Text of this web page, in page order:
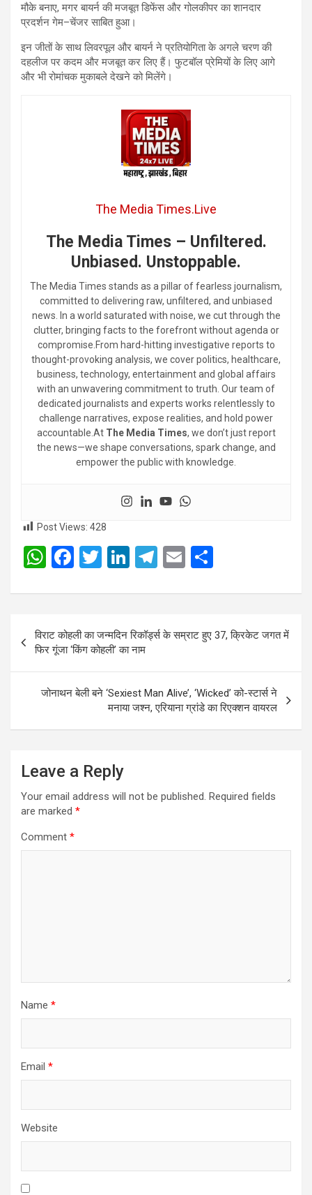
मौके बनाए, मगर बायर्न की मजबूत डिफेंस और गोलकीपर का शानदार
प्रदर्शन गेम–चेंजर साबित हुआ।
इन जीतों के साथ लिवरपूल और बायर्न ने प्रतियोगिता के अगले चरण की
दहलीज पर कदम और मजबूत कर लिए हैं। फुटबॉल प्रेमियों के लिए आगे
और भी रोमांचक मुकाबले देखने को मिलेंगे।
The Media Times.Live
The Media Times – Unfiltered.
Unbiased. Unstoppable.
The Media Times stands as a pillar of fearless journalism,
committed to delivering raw, unfiltered, and unbiased
news. In a world saturated with noise, we cut through the
clutter, bringing facts to the forefront without agenda or
compromise.From hard-hitting investigative reports to
thought-provoking analysis, we cover politics, healthcare,
business, technology, entertainment and global affairs
with an unwavering commitment to truth. Our team of
dedicated journalists and experts works relentlessly to
challenge narratives, expose realities, and hold power
accountable.At The Media Times, we don’t just report
the news—we shape conversations, spark change, and
empower the public with knowledge.
Post Views: 428
W
at
A
p
p
F
ce
b
o
o
k
T
tt
er
Li
ke
dI
n
T
e
gr
a
m
E
ail ar
e
Post
navigation
विराट कोहली का जन्मदिन रिकॉर्ड्स के सम्राट हुए 37, क्रिकेट जगत में
फिर गूंजा ‘किंग कोहली’ का नाम
जोनाथन बेली बने ‘Sexiest Man Alive’, ‘Wicked’ को-स्टार्स ने
मनाया जश्न, एरियाना ग्रांडे का रिएक्शन वायरल
Leave a Reply
Your email address will not be published. Required fields
are marked *
Comment *
Name *
Email *
Website